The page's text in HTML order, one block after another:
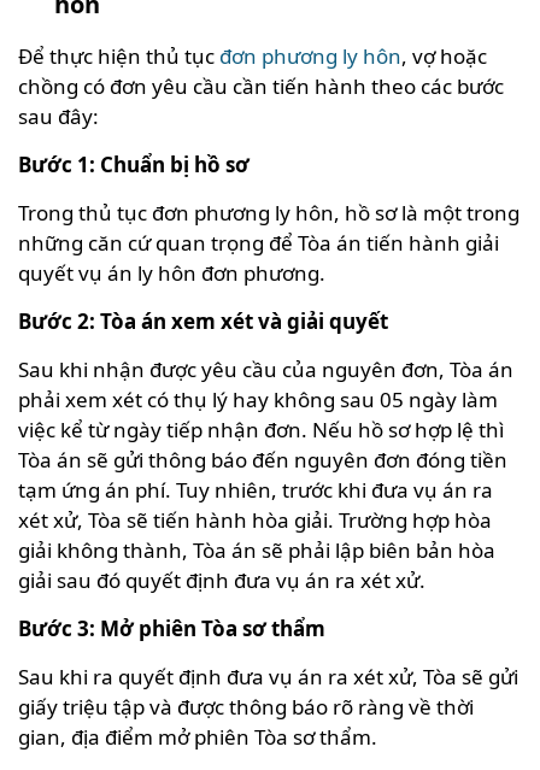
Để thực hiện thủ tục đơn phương ly hôn, vợ hoặc
chồng có đơn yêu cầu cần tiến hành theo các bước
sau đây:
Bước 1: Chuẩn bị hồ sơ
Trong thủ tục đơn phương ly hôn, hồ sơ là một trong
những căn cứ quan trọng để Tòa án tiến hành giải
quyết vụ án ly hôn đơn phương.
Bước 2: Tòa án xem xét và giải quyết
Sau khi nhận được yêu cầu của nguyên đơn, Tòa án
phải xem xét có thụ lý hay không sau 05 ngày làm
việc kể từ ngày tiếp nhận đơn. Nếu hồ sơ hợp lệ thì
Tòa án sẽ gửi thông báo đến nguyên đơn đóng tiền
tạm ứng án phí. Tuy nhiên, trước khi đưa vụ án ra
xét xử, Tòa sẽ tiến hành hòa giải. Trường hợp hòa
giải không thành, Tòa án sẽ phải lập biên bản hòa
giải sau đó quyết định đưa vụ án ra xét xử.
Bước 3: Mở phiên Tòa sơ thẩm
Sau khi ra quyết định đưa vụ án ra xét xử, Tòa sẽ gửi
giấy triệu tập và được thông báo rõ ràng về thời
gian, địa điểm mở phiên Tòa sơ thẩm.